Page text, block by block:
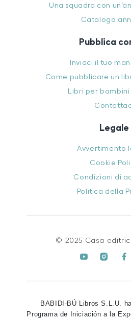
Una squadra con
Catalogo
Pubblica
Inviaci il tuo
Come pubblicare un
Libri per bambini
Legale
Avvertimento
Cookie
Condizioni di
Politica della
© 2025 Casa
BABIDI-BÚ Libros S.L.U.
Programa de Iniciación a la